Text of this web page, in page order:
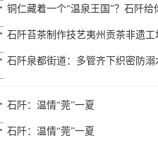
铜仁藏着一个“温泉王国”？石阡给
石阡苔茶制作技艺夷州贡茶非遗
石阡泉都街道：多管齐下织密防溺
石阡：温情“莞”一夏
石阡：温情“莞”一夏